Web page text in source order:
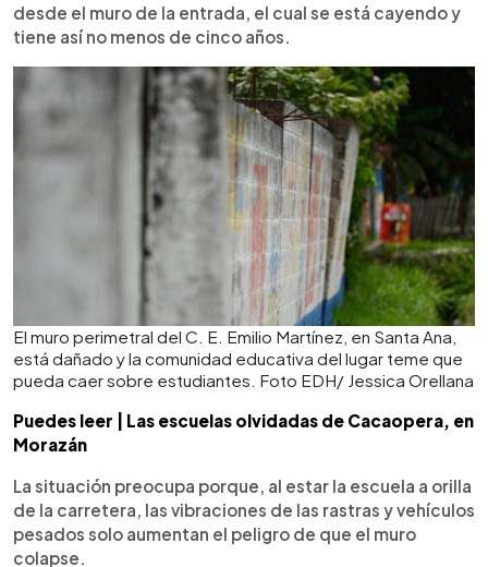
desde el muro de la entrada, el cual se está cayendo y
tiene así no menos de cinco años.
El muro perimetral del C. E. Emilio Martínez, en Santa Ana,
está dañado y la comunidad educativa del lugar teme que
pueda caer sobre estudiantes. Foto EDH/ Jessica Orellana
Puedes leer | Las escuelas olvidadas de Cacaopera, en
Morazán
La situación preocupa porque, al estar la escuela a orilla
de la carretera, las vibraciones de las rastras y vehículos
pesados solo aumentan el peligro de que el muro
colapse.